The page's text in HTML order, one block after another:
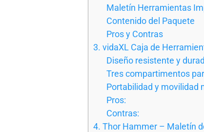
Maletín Herramientas
Contenido del Paquete
Pros y Contras
3. vidaXL Caja de
Diseño resistente y
Tres compartimentos
Portabilidad y movilidad
Pros:
Contras:
4. Thor Hammer – Maletín